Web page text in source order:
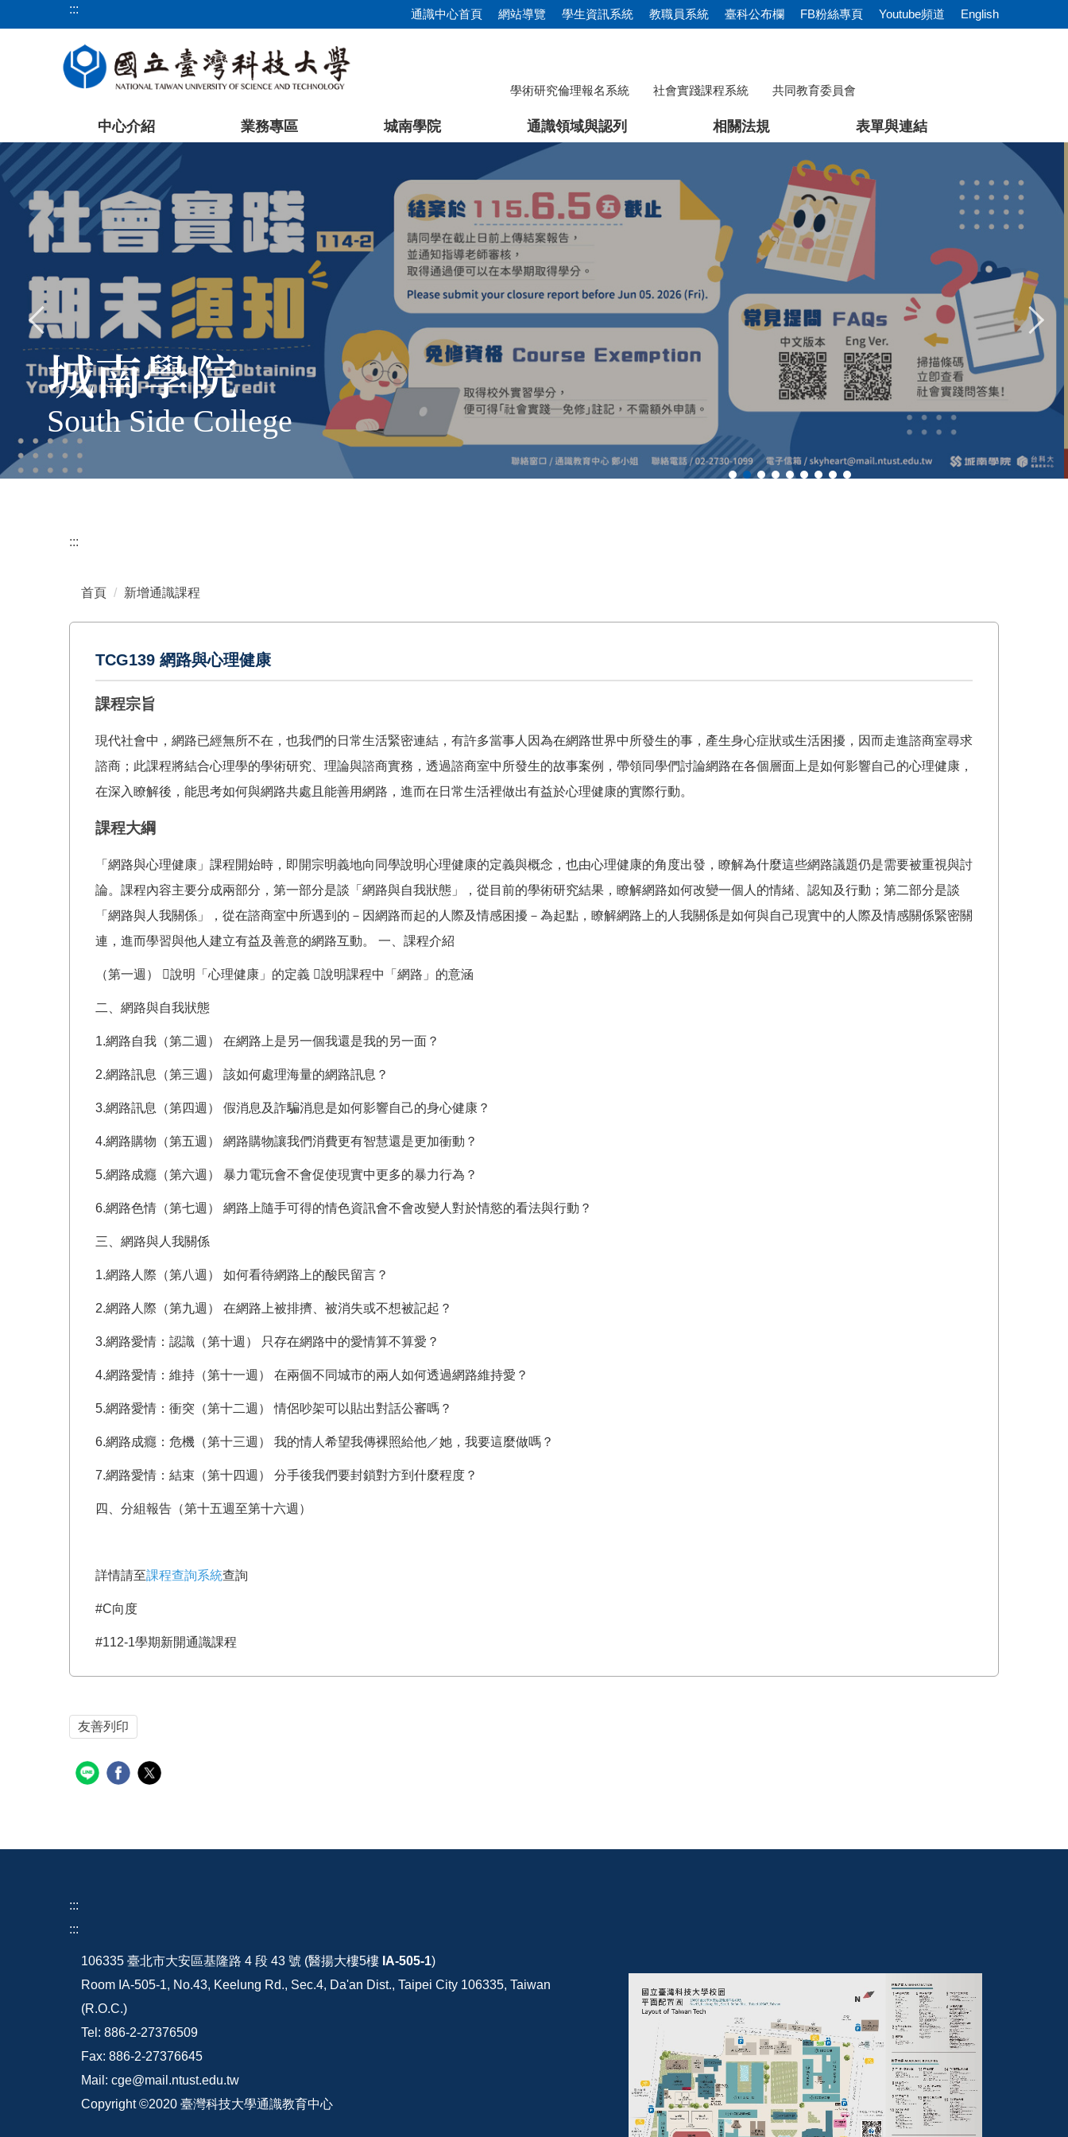
到
塊
::: 通識中心首頁 網站導覽 學生資訊系統 教職員系統 臺科公布欄 FB粉絲專頁 Youtube頻道 English
學術研究倫理報名系統 社會實踐課程系統 共同教育委員會
中心介紹 業務專區 城南學院 通識領域與認列 相關法規 表單與連結
城南學院
South Side College
:::
首頁 新增通識課程
TCG139 網路與心理健康
課程宗旨
現代社會中，網路已經無所不在，也我們的日常生活緊密連結，有許多當事人因為在網路世界中所發生的事，產生身心症狀或生活困擾，因而走進諮商室尋求
諮商；此課程將結合心理學的學術研究、理論與諮商實務，透過諮商室中所發生的故事案例，帶領同學們討論網路在各個層面上是如何影響自己的心理健康，
在深入瞭解後，能思考如何與網路共處且能善用網路，進而在日常生活裡做出有益於心理健康的實際行動。
課程大綱
「網路與心理健康」課程開始時，即開宗明義地向同學說明心理健康的定義與概念，也由心理健康的角度出發，瞭解為什麼這些網路議題仍是需要被重視與討
論。課程內容主要分成兩部分，第一部分是談「網路與自我狀態」，從目前的學術研究結果，瞭解網路如何改變一個人的情緒、認知及行動；第二部分是談
「網路與人我關係」，從在諮商室中所遇到的－因網路而起的人際及情感困擾－為起點，瞭解網路上的人我關係是如何與自己現實中的人際及情感關係緊密關
連，進而學習與他人建立有益及善意的網路互動。 一、課程介紹
（第一週） 說明「心理健康」的定義 說明課程中「網路」的意涵
二、網路與自我狀態
1.網路自我（第二週） 在網路上是另一個我還是我的另一面？
2.網路訊息（第三週） 該如何處理海量的網路訊息？
3.網路訊息（第四週） 假消息及詐騙消息是如何影響自己的身心健康？
4.網路購物（第五週） 網路購物讓我們消費更有智慧還是更加衝動？
5.網路成癮（第六週） 暴力電玩會不會促使現實中更多的暴力行為？
6.網路色情（第七週） 網路上隨手可得的情色資訊會不會改變人對於情慾的看法與行動？
三、網路與人我關係
1.網路人際（第八週） 如何看待網路上的酸民留言？
2.網路人際（第九週） 在網路上被排擠、被消失或不想被記起？
3.網路愛情：認識（第十週） 只存在網路中的愛情算不算愛？
4.網路愛情：維持（第十一週） 在兩個不同城市的兩人如何透過網路維持愛？
5.網路愛情：衝突（第十二週） 情侶吵架可以貼出對話公審嗎？
6.網路成癮：危機（第十三週） 我的情人希望我傳裸照給他／她，我要這麼做嗎？
7.網路愛情：結束（第十四週） 分手後我們要封鎖對方到什麼程度？
四、分組報告（第十五週至第十六週）
詳情請至課程查詢系統查詢
#C向度
#112-1學期新開通識課程
友善列印
:::
:::
106335 臺北市大安區基隆路 4 段 43 號 (醫揚大樓5樓 IA-505-1)
Room IA-505-1, No.43, Keelung Rd., Sec.4, Da'an Dist., Taipei City 106335, Taiwan
(R.O.C.)
Tel: 886-2-27376509
Fax: 886-2-27376645
Mail: cge@mail.ntust.edu.tw
Copyright ©2020 臺灣科技大學通識教育中心